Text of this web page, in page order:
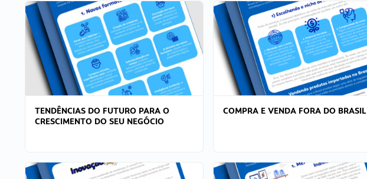
TENDÊNCIAS DO FUTURO PARA O
CRESCIMENTO DO SEU NEGÓCIO
COMPRA E VENDA FORA DO BRASIL